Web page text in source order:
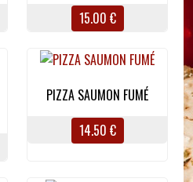
15.00 €
PIZZA SAUMON FUMÉ
14.50 €